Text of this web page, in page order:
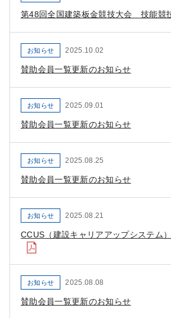
お知らせ 2025.10.02
賛助会員一覧更新のお知らせ
お知らせ 2025.09.01
賛助会員一覧更新のお知らせ
お知らせ 2025.08.25
賛助会員一覧更新のお知らせ
お知らせ 2025.08.21
お知らせ 2025.08.08
賛助会員一覧更新のお知らせ